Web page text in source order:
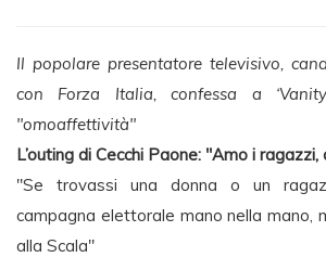
Il popolare presentatore televisivo,
con Forza Italia, confessa a
"omoaffettività"
L’outing di Cecchi Paone: "Amo i
"Se trovassi una donna o un
campagna elettorale mano nella mano,
alla Scala"